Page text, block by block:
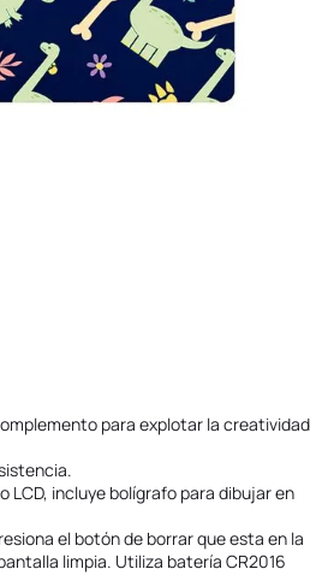
para explotar la creatividad
incluye bolígrafo para dibujar en
el botón de borrar que esta en la
limpia. Utiliza batería CR2016